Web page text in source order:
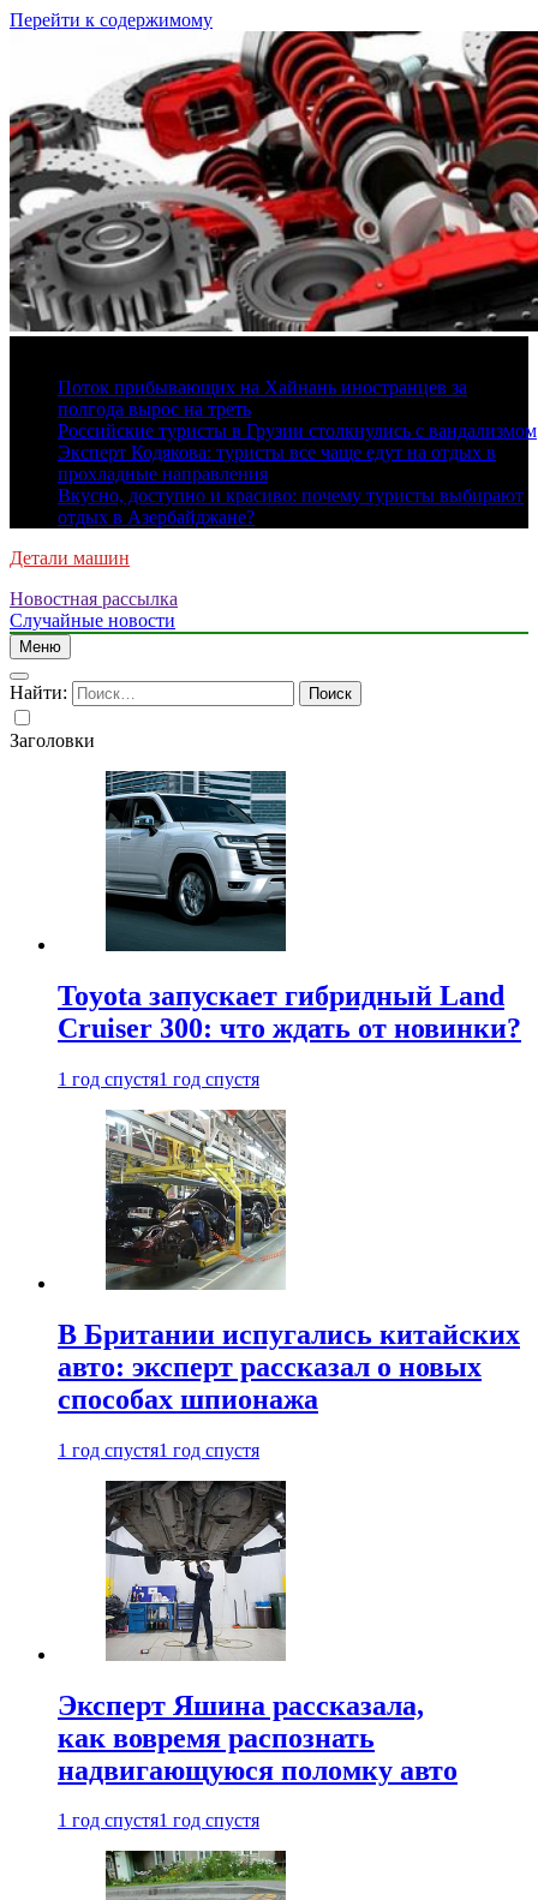
Перейти к содержимому
Поток прибывающих на Хайнань иностранцев за
полгода вырос на треть
Российские туристы в Грузии столкнулись с вандализмом
Эксперт Кодякова: туристы все чаще едут на отдых в
прохладные направления
Вкусно, доступно и красиво: почему туристы выбирают
отдых в Азербайджане?
Детали машин
Новостная рассылка
Случайные новости
Меню
Найти:
Заголовки
Toyota запускает гибридный Land
Cruiser 300: что ждать от новинки?
1 год спустя1 год спустя
В Британии испугались китайских
авто: эксперт рассказал о новых
способах шпионажа
1 год спустя1 год спустя
Эксперт Яшина рассказала,
как вовремя распознать
надвигающуюся поломку авто
1 год спустя1 год спустя